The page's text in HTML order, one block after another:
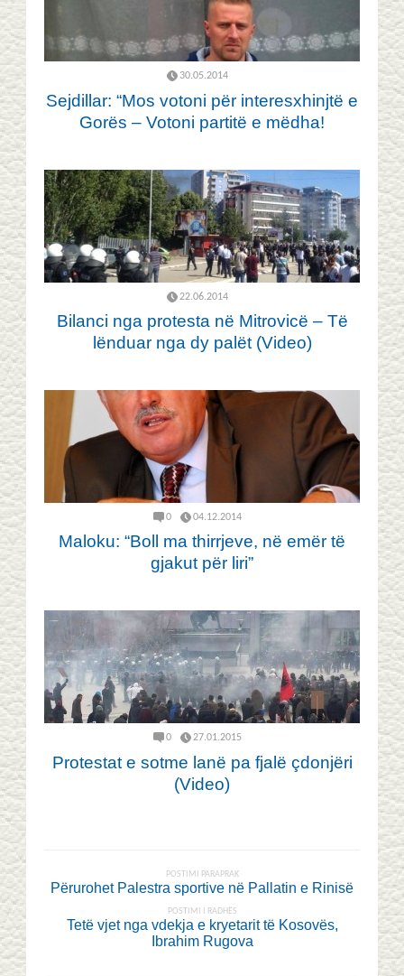
30.05.2014
Sejdillar: “Mos votoni për interesxhinjtë e
Gorës – Votoni partitë e mëdha!
22.06.2014
Bilanci nga protesta në Mitrovicë – Të
lënduar nga dy palët (Video)
0 04.12.2014
Maloku: “Boll ma thirrjeve, në emër të
gjakut për liri”
0 27.01.2015
Protestat e sotme lanë pa fjalë çdonjëri
(Video)
POSTIMI PARAPRAK
Përurohet Palestra sportive në Pallatin e Rinisë
POSTIMI I RADHËS
Tetë vjet nga vdekja e kryetarit të Kosovës,
Ibrahim Rugova